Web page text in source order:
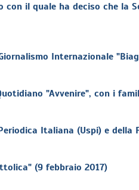
il quale ha deciso che la
Internazionale
"Avvenire", con i
Italiana (Uspi) e
(9 febbraio 2017)